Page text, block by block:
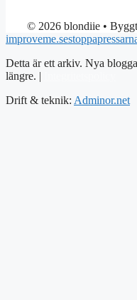
© 2026 blondiie •
improveme.se
Detta är ett arkiv. Nya
längre. |
Drift & teknik: Adminor.net